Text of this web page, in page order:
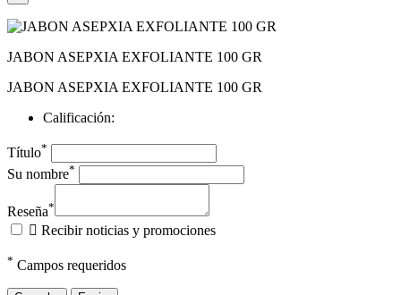
JABON ASEPXIA EXFOLIANTE 100 GR
JABON ASEPXIA EXFOLIANTE 100 GR
Calificación:
Título*
Su nombre*
Reseña*
 Recibir noticias y promociones
* Campos requeridos